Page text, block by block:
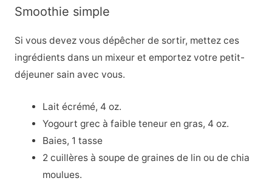
Smoothie simple
Si vous devez vous dépêcher de sortir, mettez ces
ingrédients dans un mixeur et emportez votre petit-
déjeuner sain avec vous.
Lait écrémé, 4 oz.
Yogourt grec à faible teneur en gras, 4 oz.
Baies, 1 tasse
2 cuillères à soupe de graines de lin ou de chia
moulues.